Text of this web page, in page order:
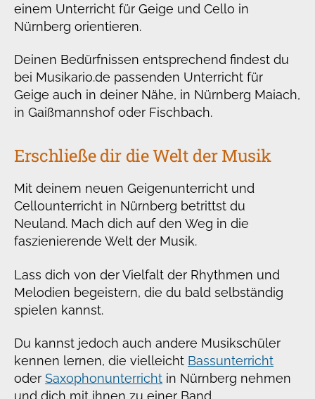
einem Unterricht für Geige und Cello in
Nürnberg orientieren.
Deinen Bedürfnissen entsprechend findest du
bei Musikario.de passenden Unterricht für
Geige auch in deiner Nähe, in Nürnberg Maiach,
in Gaißmannshof oder Fischbach.
Erschließe dir die Welt der Musik
Mit deinem neuen Geigenunterricht und
Cellounterricht in Nürnberg betrittst du
Neuland. Mach dich auf den Weg in die
faszienierende Welt der Musik.
Lass dich von der Vielfalt der Rhythmen und
Melodien begeistern, die du bald selbständig
spielen kannst.
Du kannst jedoch auch andere Musikschüler
kennen lernen, die vielleicht Bassunterricht
oder Saxophonunterricht in Nürnberg nehmen